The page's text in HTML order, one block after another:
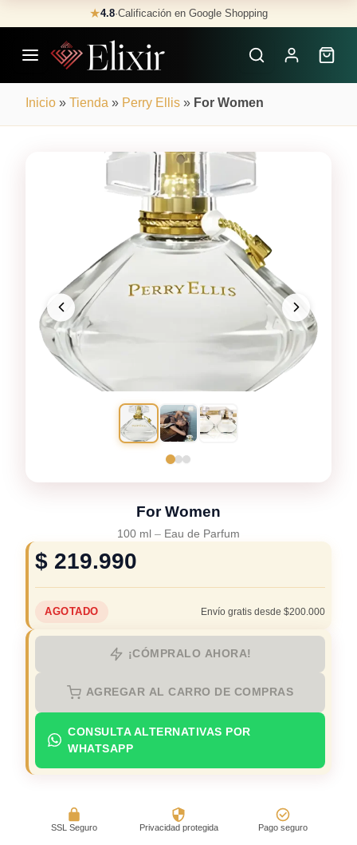
to
content
★4.8·Calificación en Google Shopping
Inicio » Tienda » Perry Ellis » For Women
For Women
100 ml – Eau de Parfum
$ 219.990
AGOTADO Envío gratis desde $200.000
¡CÓMPRALO AHORA!
AGREGAR AL CARRO DE COMPRAS
CONSULTA ALTERNATIVAS POR
WHATSAPP
SSL Seguro Privacidad protegida Pago seguro